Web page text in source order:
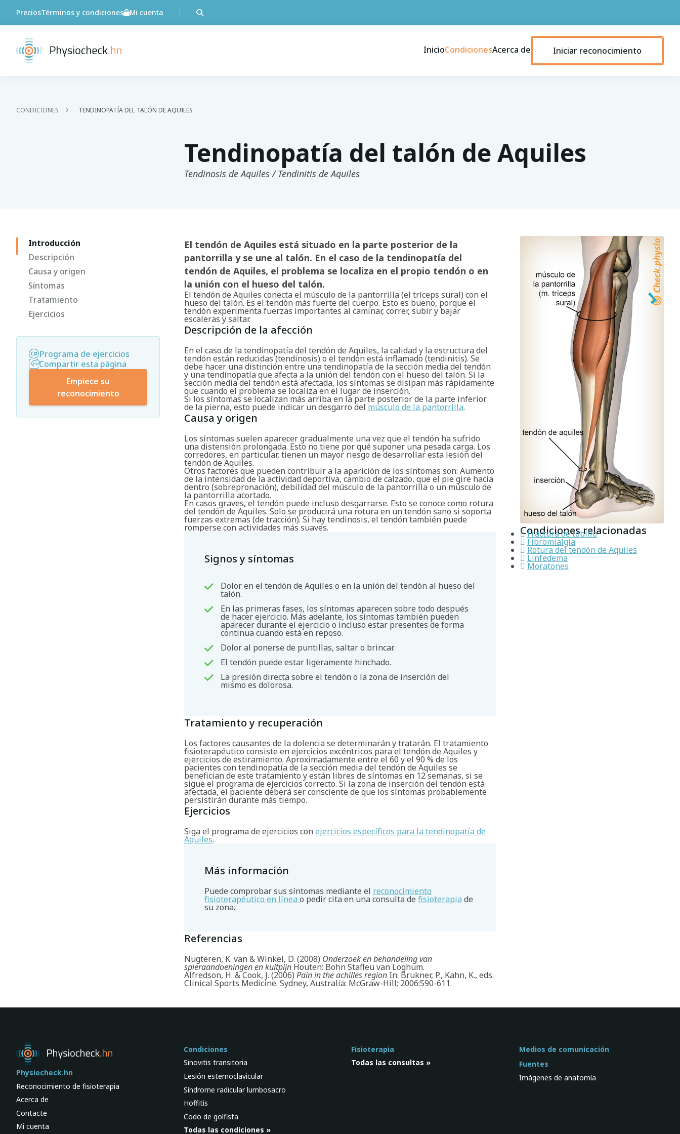
Buscar
PreciosTérminos y condiciones Mi cuenta
InicioCondicionesAcerca de Iniciar reconocimiento
CONDICIONES TENDINOPATÍA DEL TALÓN DE AQUILES
Tendinopatía del talón de Aquiles
Tendinosis de Aquiles / Tendinitis de Aquiles
Introducción
Descripción
Causa y origen
Síntomas
Tratamiento
Ejercicios
Programa de ejercicios
Compartir esta página
Empiece su
reconocimiento
El tendón de Aquiles está situado en la parte posterior de la
pantorrilla y se une al talón. En el caso de la tendinopatía del
tendón de Aquiles, el problema se localiza en el propio tendón o en
la unión con el hueso del talón.
El tendón de Aquiles conecta el músculo de la pantorrilla (el tríceps sural) con el
hueso del talón. Es el tendón más fuerte del cuerpo. Esto es bueno, porque el
tendón experimenta fuerzas importantes al caminar, correr, subir y bajar
escaleras y saltar.
Descripción de la afección
En el caso de la tendinopatía del tendón de Aquiles, la calidad y la estructura del
tendón están reducidas (tendinosis) o el tendón está inflamado (tendinitis). Se
debe hacer una distinción entre una tendinopatía de la sección media del tendón
y una tendinopatía que afecta a la unión del tendón con el hueso del talón. Si la
sección media del tendón está afectada, los síntomas se disipan más rápidamente
que cuando el problema se localiza en el lugar de inserción.
Si los síntomas se localizan más arriba en la parte posterior de la parte inferior
de la pierna, esto puede indicar un desgarro del músculo de la pantorrilla.
Causa y origen
Los síntomas suelen aparecer gradualmente una vez que el tendón ha sufrido
una distensión prolongada. Esto no tiene por qué suponer una pesada carga. Los
corredores, en particular, tienen un mayor riesgo de desarrollar esta lesión del
tendón de Aquiles.
Otros factores que pueden contribuir a la aparición de los síntomas son: Aumento
de la intensidad de la actividad deportiva, cambio de calzado, que el pie gire hacia
dentro (sobrepronación), debilidad del músculo de la pantorrilla o un músculo de
la pantorrilla acortado.
En casos graves, el tendón puede incluso desgarrarse. Esto se conoce como rotura
del tendón de Aquiles. Solo se producirá una rotura en un tendón sano si soporta
fuerzas extremas (de tracción). Si hay tendinosis, el tendón también puede
romperse con actividades más suaves.
Signos y síntomas
Dolor en el tendón de Aquiles o en la unión del tendón al hueso del
talón.
En las primeras fases, los síntomas aparecen sobre todo después
de hacer ejercicio. Más adelante, los síntomas también pueden
aparecer durante el ejercicio o incluso estar presentes de forma
continua cuando está en reposo.
Dolor al ponerse de puntillas, saltar o brincar.
El tendón puede estar ligeramente hinchado.
La presión directa sobre el tendón o la zona de inserción del
mismo es dolorosa.
Tratamiento y recuperación
Los factores causantes de la dolencia se determinarán y tratarán. El tratamiento
fisioterapéutico consiste en ejercicios excéntricos para el tendón de Aquiles y
ejercicios de estiramiento. Aproximadamente entre el 60 y el 90 % de los
pacientes con tendinopatía de la sección media del tendón de Aquiles se
benefician de este tratamiento y están libres de síntomas en 12 semanas, si se
sigue el programa de ejercicios correcto. Si la zona de inserción del tendón está
afectada, el paciente deberá ser consciente de que los síntomas probablemente
persistirán durante más tiempo.
Ejercicios
Siga el programa de ejercicios con ejercicios específicos para la tendinopatía de
Aquiles.
Más información
Puede comprobar sus síntomas mediante el reconocimiento
fisioterapéutico en línea o pedir cita en una consulta de fisioterapia de
su zona.
Referencias
Nugteren, K. van & Winkel, D. (2008) Onderzoek en behandeling van
spieraandoeningen en kuitpijn Houten: Bohn Stafleu van Loghum.
Alfredson, H. & Cook, J. (2006) Pain in the achilles region In: Brukner, P., Kahn, K., eds.
Clinical Sports Medicine. Sydney, Australia: McGraw-Hill; 2006:590-611.
Condiciones relacionadas
Fractura de tobillo
Fibromialgia
Rotura del tendón de Aquiles
Linfedema
Moratones
Physiocheck.hn
Reconocimiento de fisioterapia
Acerca de
Contacte
Mi cuenta
Condiciones
Sinovitis transitoria
Lesión esternoclavicular
Síndrome radicular lumbosacro
Hoffitis
Codo de golfista
Todas las condiciones »
Fisioterapia
Todas las consultas »
Medios de comunicación
Fuentes
Imágenes de anatomía